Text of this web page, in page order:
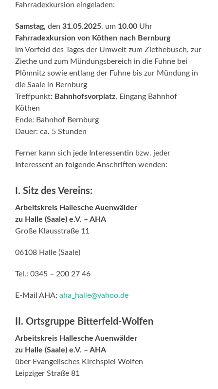
Fahrradexkursion eingeladen:
Samstag, den31.05.2025, um 10.00 Uhr
Fahrradexkursion von Köthen nach Bernburg
im Vorfeld des Tages der Umwelt zum Ziethebusch, zur
Ziethe und zum Mündungsbereich in die Fuhne bei
Plömnitz sowie entlang der Fuhne bis zur Mündung in
die Saale in Bernburg
Treffpunkt: Bahnhofsvorplatz, Eingang Bahnhof
Köthen
Ende: Bahnhof Bernburg
Dauer: ca. 5 Stunden
Ferner kann sich jede Interessentin bzw. jeder
Interessent an folgende Anschriften wenden:
I. Sitz des Vereins:
Arbeitskreis Hallesche Auenwälder
zu Halle (Saale) e.V. – AHA
Große Klausstraße 11
06108 Halle (Saale)
Tel.: 0345 – 200 27 46
E-Mail AHA:aha_halle@yahoo.de
II. Ortsgruppe Bitterfeld-Wolfen
Arbeitskreis Hallesche Auenwälder
zu Halle (Saale) e.V. – AHA
über Evangelisches Kirchspiel Wolfen
Leipziger Straße 81